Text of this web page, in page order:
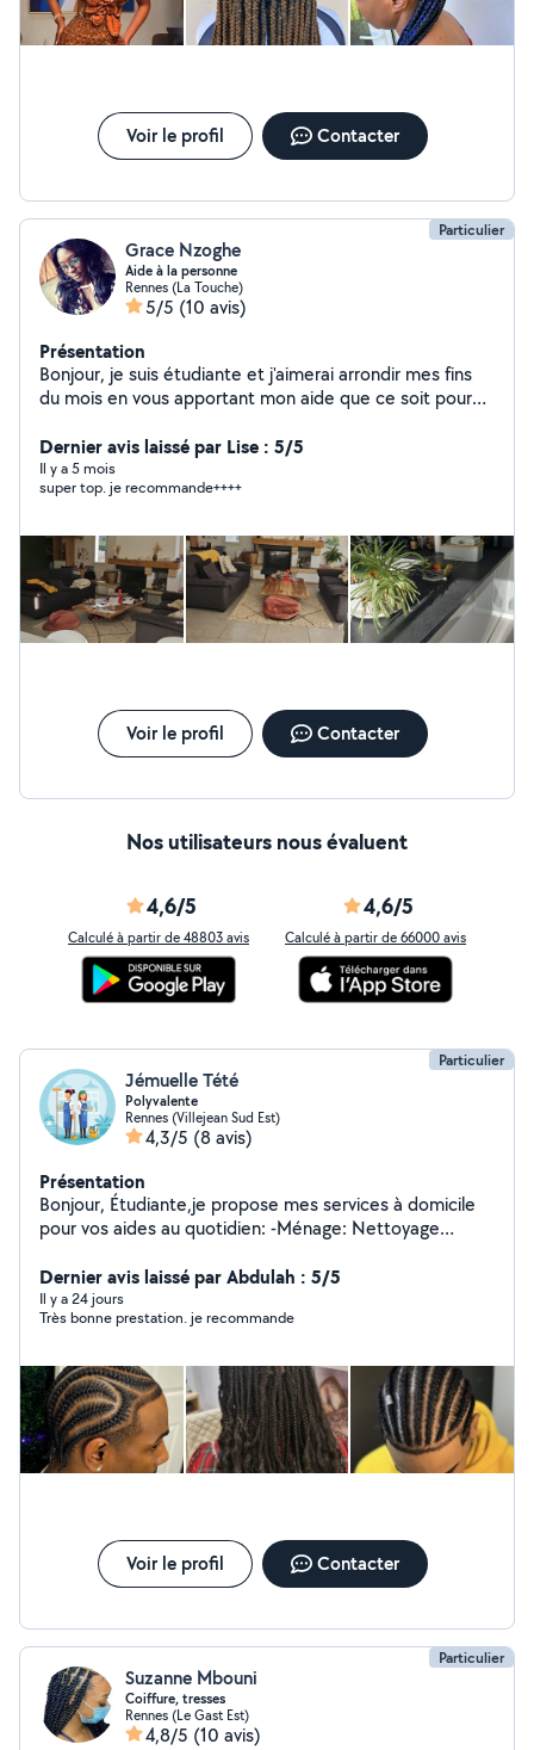
Voir le profil Contacter
Particulier
Grace Nzoghe
Aide à la personne
Rennes (La Touche)
5/5 (10 avis)
Présentation
Bonjour, je suis étudiante et j'aimerai arrondir mes fins
du mois en vous apportant mon aide que ce soit pour
ou encore pour une coiffure à domicile, je fais très bien
les tresses africaines . Je ne fais pas moins de deux
heures par prestation. Contactez moi. Merci
Dernier avis laissé par Lise : 5/5
Il y a 5 mois
super top. je recommande++++
Voir le profil Contacter
Nos utilisateurs nous évaluent
4,6/5
Calculé à partir de 48803 avis
4,6/5
Calculé à partir de 66000 avis
Particulier
Jémuelle Tété
Polyvalente
Rennes (Villejean Sud Est)
4,3/5 (8 avis)
Présentation
Bonjour, Étudiante,je propose mes services à domicile
pour vos aides au quotidien: -Ménage: Nettoyage
-Coiffure: tresse africaine, nattes, twist, coiffure
protectrice, resserrage de locks, Micro locks. -Nounou:
garde d'enfants, babysitting. Dynamique, ponctuelle et
votre intimité. Disponible selon vos besoins.Tarif à
discuter ensemble. Je n'accepte pas propositions de
discussion hors de cette application sauf pas SMS
j'accepte uniquement l'argent en espèces ou par wero.
Merci
Dernier avis laissé par Abdulah : 5/5
Il y a 24 jours
Très bonne prestation. je recommande
Voir le profil Contacter
Particulier
Suzanne Mbouni
Coiffure, tresses
Rennes (Le Gast Est)
4,8/5 (10 avis)